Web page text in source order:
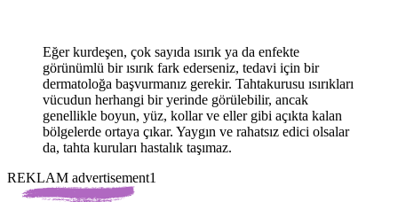
Eğer kurdeşen, çok sayıda ısırık ya da enfekte
görünümlü bir ısırık fark ederseniz, tedavi için bir
dermatoloğa başvurmanız gerekir. Tahtakurusu ısırıkları
vücudun herhangi bir yerinde görülebilir, ancak
genellikle boyun, yüz, kollar ve eller gibi açıkta kalan
bölgelerde ortaya çıkar. Yaygın ve rahatsız edici olsalar
da, tahta kuruları hastalık taşımaz.
REKLAM advertisement1